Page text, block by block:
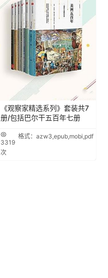
《观察家精选系列》套装共7
册/包括巴尔干五百年七册
3319
次
格式：azw3,epub,mobi,pdf